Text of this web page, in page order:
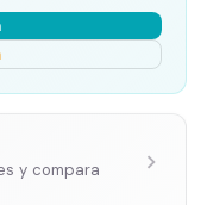
y compara
chevron_right